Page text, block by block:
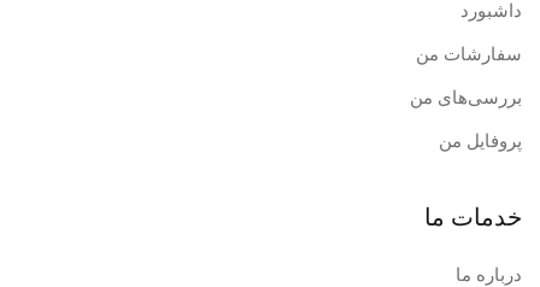
داشبورد
سفارشات من
بررسی‌های من
پروفایل من
خدمات ما
درباره ما